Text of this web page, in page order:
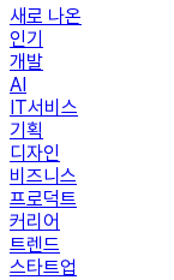
새로 나온
인기
개발
AI
IT서비스
기획
디자인
비즈니스
프로덕트
커리어
트렌드
스타트업